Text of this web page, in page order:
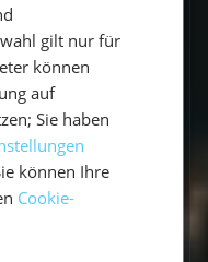
der üblichen
besondere
Spirit mit
gilt nur für
können
auf
Sie haben
können Ihre
Cookie-